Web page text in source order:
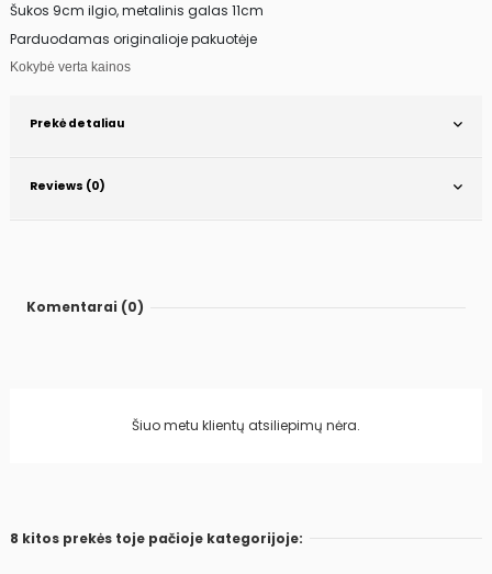
Šukos 9cm ilgio, metalinis galas 11cm
Parduodamas originalioje pakuotėje
Kokybė verta kainos
Prekė detaliau
Reviews (0)
Komentarai (0)
Šiuo metu klientų atsiliepimų nėra.
8 kitos prekės toje pačioje kategorijoje: